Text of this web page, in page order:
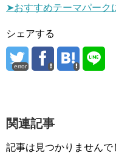
➤おすすめテーマパーク
シェアする
error
関連記事
記事は見つかりませんで